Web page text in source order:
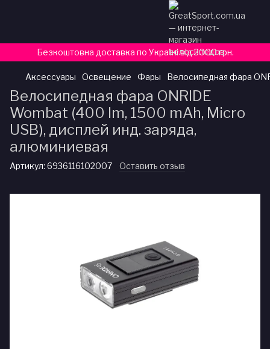
Безкоштовна доставка по Україні від 3000 грн.
Аксессуары Освещение Фары Велосипедная фара
Велосипедная фара ONRIDE
Wombat (400 lm, 1500 mAh, Micro
USB), дисплей инд. заряда,
алюминиевая
Артикул: 6936116102007 Оставить отзыв